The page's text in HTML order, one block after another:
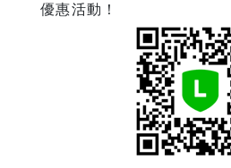
優惠活動！